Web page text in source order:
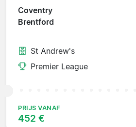
Coventry
Brentford
St Andrew's
Premier League
PRIJS VANAF
452 €